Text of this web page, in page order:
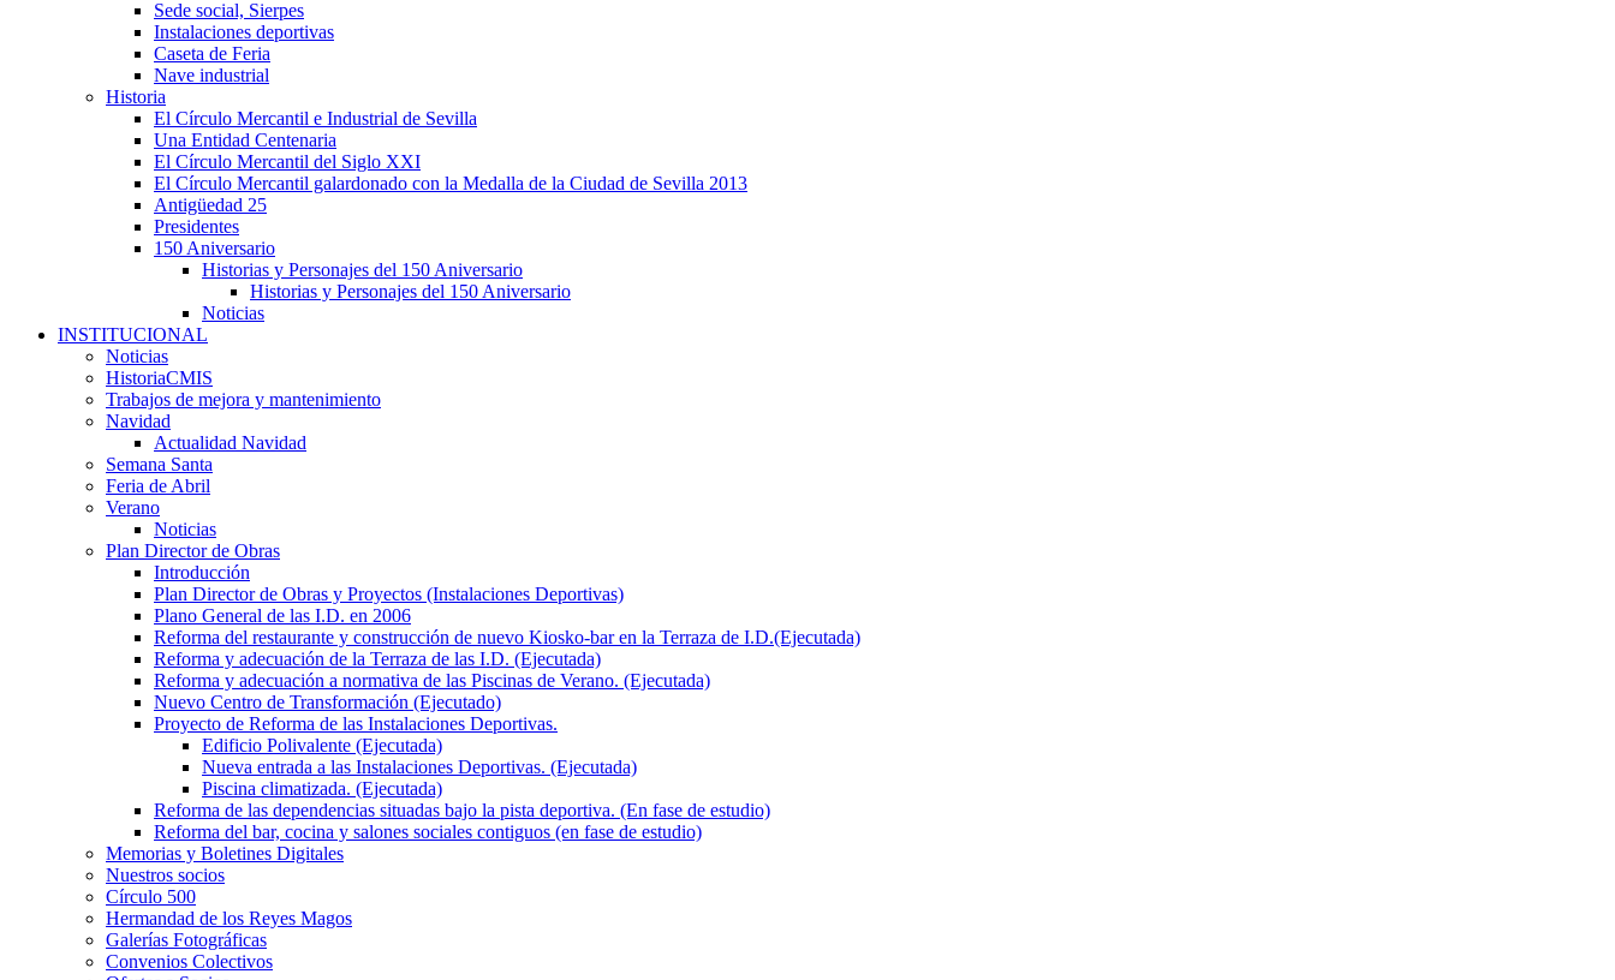
Sede social, Sierpes
Instalaciones deportivas
Caseta de Feria
Nave industrial
Historia
El Círculo Mercantil e Industrial de Sevilla
Una Entidad Centenaria
El Círculo Mercantil del Siglo XXI
El Círculo Mercantil galardonado con la Medalla de la Ciudad de Sevilla 2013
Antigüedad 25
Presidentes
150 Aniversario
Historias y Personajes del 150 Aniversario
Historias y Personajes del 150 Aniversario
Noticias
INSTITUCIONAL
Noticias
HistoriaCMIS
Trabajos de mejora y mantenimiento
Navidad
Actualidad Navidad
Semana Santa
Feria de Abril
Verano
Noticias
Plan Director de Obras
Introducción
Plan Director de Obras y Proyectos (Instalaciones Deportivas)
Plano General de las I.D. en 2006
Reforma del restaurante y construcción de nuevo Kiosko-bar en la Terraza de I.D.(Ejecutada)
Reforma y adecuación de la Terraza de las I.D. (Ejecutada)
Reforma y adecuación a normativa de las Piscinas de Verano. (Ejecutada)
Nuevo Centro de Transformación (Ejecutado)
Proyecto de Reforma de las Instalaciones Deportivas.
Edificio Polivalente (Ejecutada)
Nueva entrada a las Instalaciones Deportivas. (Ejecutada)
Piscina climatizada. (Ejecutada)
Reforma de las dependencias situadas bajo la pista deportiva. (En fase de estudio)
Reforma del bar, cocina y salones sociales contiguos (en fase de estudio)
Memorias y Boletines Digitales
Nuestros socios
Círculo 500
Hermandad de los Reyes Magos
Galerías Fotográficas
Convenios Colectivos